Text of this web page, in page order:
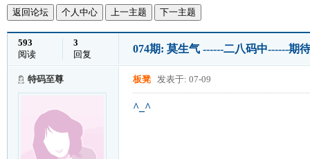
返回论坛 个人中心 上一主题 下一主题
593
阅读
3
回复
074期: 莫生气 ------二八码中------期
特码至尊 板凳 发表于: 07-09
^_^